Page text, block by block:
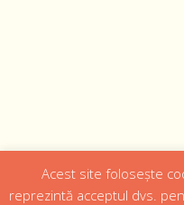
Designed byWeb
Acest site folosește
reprezintă acceptul dvs.